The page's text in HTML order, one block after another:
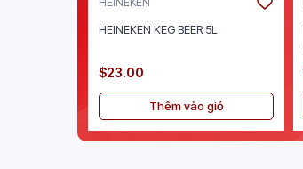
HEINEKEN KEG BEER 5L
$23.00
Thêm vào giỏ